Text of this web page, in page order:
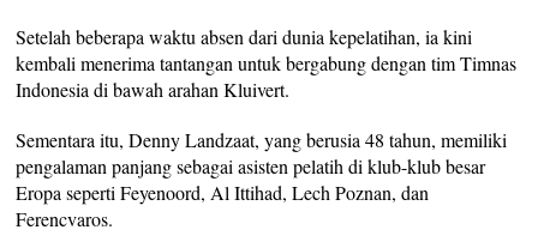
Setelah beberapa waktu absen dari dunia kepelatihan, ia kini
kembali menerima tantangan untuk bergabung dengan tim Timnas
Indonesia di bawah arahan Kluivert.
Sementara itu, Denny Landzaat, yang berusia 48 tahun, memiliki
pengalaman panjang sebagai asisten pelatih di klub-klub besar
Eropa seperti Feyenoord, Al Ittihad, Lech Poznan, dan
Ferencvaros.